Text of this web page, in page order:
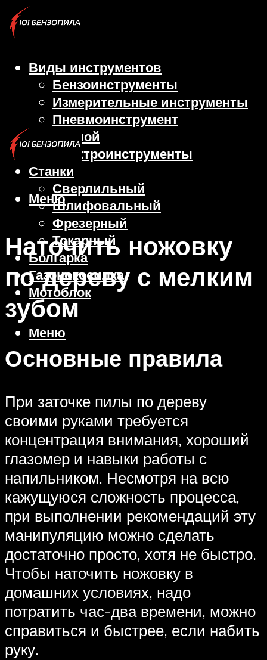
Виды инструментов
Бензоинструменты
Измерительные инструменты
Пневмоинструмент
Ручной
Электроинструменты
Станки
Сверлильный
Шлифовальный
Фрезерный
Токарный
Болгарка
Газонокосилка
Мотоблок
Меню
Меню
Наточить ножовку
по дереву с мелким
зубом
Основные правила
При заточке пилы по дереву
своими руками требуется
концентрация внимания, хороший
глазомер и навыки работы с
напильником. Несмотря на всю
кажущуюся сложность процесса,
при выполнении рекомендаций эту
манипуляцию можно сделать
достаточно просто, хотя не быстро.
Чтобы наточить ножовку в
домашних условиях, надо
потратить час-два времени, можно
справиться и быстрее, если набить
руку.